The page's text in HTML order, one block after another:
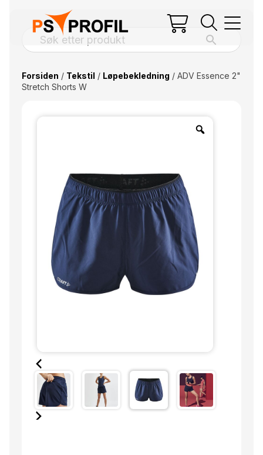
Forsiden / Tekstil / Løpebekledning / ADV Essence 2"
Stretch Shorts W